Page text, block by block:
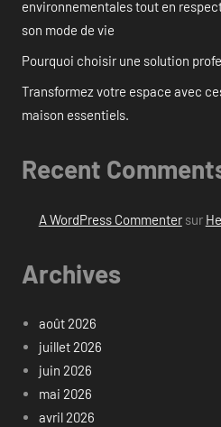
environnementales tout en
son mode de vie
Pourquoi choisir une solution
Transformez votre espace avec
maison essentiels.
Recent
A WordPress Commentersur
Archives
août 2026
juillet 2026
juin 2026
mai 2026
avril 2026